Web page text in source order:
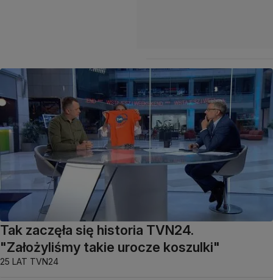
Tak zaczęła się historia TVN24.
"Założyliśmy takie urocze koszulki"
25 LAT TVN24